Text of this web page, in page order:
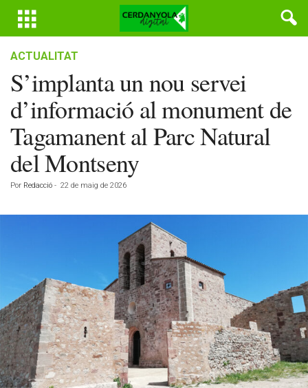
ACTUALITAT
S’implanta un nou servei
d’informació al monument de
Tagamanent al Parc Natural
del Montseny
Por Redacció - 22 de maig de 2026